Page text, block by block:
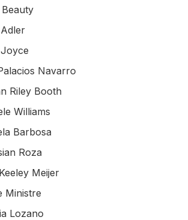
Navarro
Riley Booth
Williams
Barbosa
Roza
Meijer
Ministre
Lozano